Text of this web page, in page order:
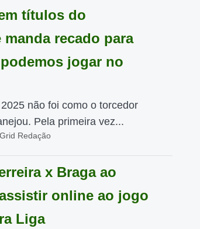
títulos do
manda recado para
jogar no
não foi como o torcedor
Pela primeira vez...
Redação
x Braga ao
online ao jogo
Liga